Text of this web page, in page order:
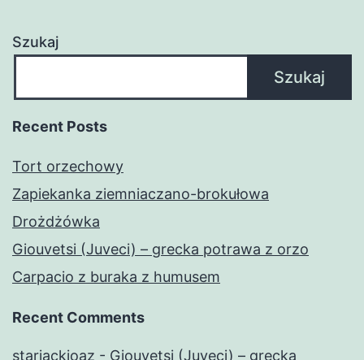
Szukaj
Szukaj
Recent Posts
Tort orzechowy
Zapiekanka ziemniaczano-brokułowa
Drożdżówka
Giouvetsi (Juveci) – grecka potrawa z orzo
Carpacio z buraka z humusem
Recent Comments
starjackioaz - Giouvetsi (Juveci) – grecka